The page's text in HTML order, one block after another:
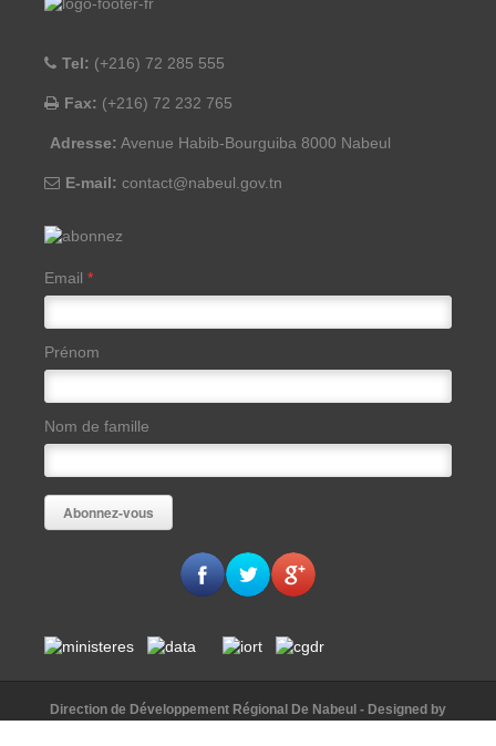
Tel: (+216) 72 285 555
Fax: (+216) 72 232 765
Adresse: Avenue Habib-Bourguiba 8000 Nabeul
E-mail: contact@nabeul.gov.tn
Email *
Prénom
Nom de famille
Direction de Développement Régional De Nabeul - Designed by